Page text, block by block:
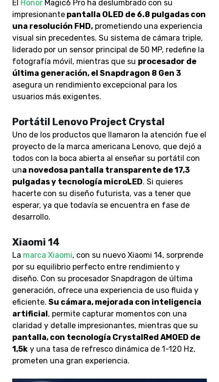
El Honor Magic6 Pro ha deslumbrado con su
impresionante pantalla OLED de 6.8 pulgadas con
una resolución FHD, prometiendo una experiencia
visual sin precedentes. Su sistema de cámara triple,
liderado por un sensor principal de 50 MP, redefine la
fotografía móvil, mientras que su procesador de
última generación, el Snapdragon 8 Gen 3
asegura un rendimiento excepcional para los
usuarios más exigentes.
Portátil Lenovo Project Crystal
Uno de los productos que llamaron la atención fue el
proyecto de la marca americana Lenovo, que dejó a
todos con la boca abierta al enseñar su portátil con
una novedosa pantalla transparente de 17,3
pulgadas y tecnología microLED. Si quieres
hacerte con su diseño futurista, vas a tener que
esperar, ya que todavía se encuentra en fase de
desarrollo.
Xiaomi 14
La marca Xiaomi, con su nuevo Xiaomi 14, sorprende
por su equilibrio perfecto entre rendimiento y
diseño. Con su procesador Snapdragon de última
generación, ofrece una experiencia de uso fluida y
eficiente. Su cámara, mejorada con inteligencia
artificial, permite capturar momentos con una
claridad y detalle impresionantes, mientras que su
pantalla, con tecnología CrystalRed AMOED de
1,5k y una tasa de refresco dinámica de 1-120 Hz,
prometen una gran experiencia.